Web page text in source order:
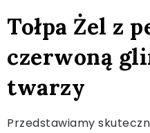
Tołpa Żel z
czerwoną
twarzy
Przedstawiamy